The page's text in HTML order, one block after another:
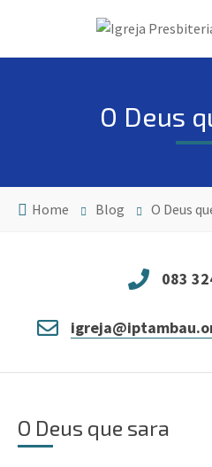
O Deus
Home Blog O Deus
083
O Deus que sara